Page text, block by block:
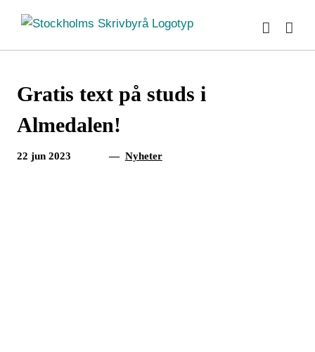
innehållet
Gratis text på studs i
Almedalen!
22 jun 2023 — Nyheter